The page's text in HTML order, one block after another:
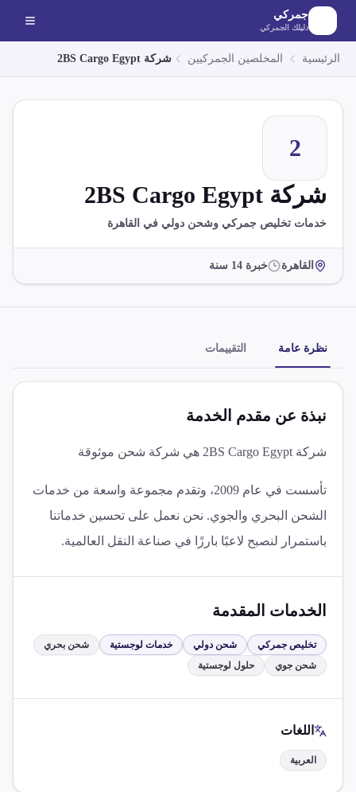
الانتقال إلى المحتوى الرئيسي
جمركي
دليلك الجمركي
الرئيسية المخلصين الجمركيين شركة 2BS Cargo Egypt
2
شركة 2BS Cargo Egypt
خدمات تخليص جمركي وشحن دولي في القاهرة
القاهرة خبرة 14 سنة
نظرة عامة التقييمات
نبذة عن مقدم الخدمة
شركة 2BS Cargo Egypt هي شركة شحن موثوقة
تأسست في عام 2009، وتقدم مجموعة واسعة من خدمات
الشحن البحري والجوي. نحن نعمل على تحسين خدماتنا
باستمرار لنصبح لاعبًا بارزًا في صناعة النقل العالمية.
الخدمات المقدمة
تخليص جمركي شحن دولي خدمات لوجستية
شحن بحري
شحن جوي
حلول لوجستية
اللغات
العربية